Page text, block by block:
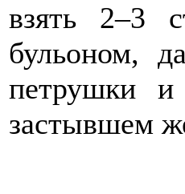
взять 2–3
бульоном,
петрушки
застывшем